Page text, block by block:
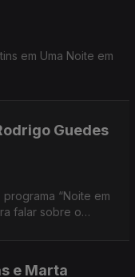
em Uma Noite em
Guedes
“Noite em
falar sobre o
e Marta